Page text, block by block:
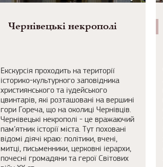
Чернівецькі некрополі
Екскурсія проходить на території
історико-культурного заповідника
християнського та іудейського
цвинтарів, які розташовані на вершині
гори Гореча, що на околиці Чернівців.
Чернівецькі некрополі - це вражаючий
пам’ятник історії міста. Тут поховані
відомі діячі краю: політики, вчені,
митці, письменники, церковні іерархи,
почесні громадяни та герої Світових